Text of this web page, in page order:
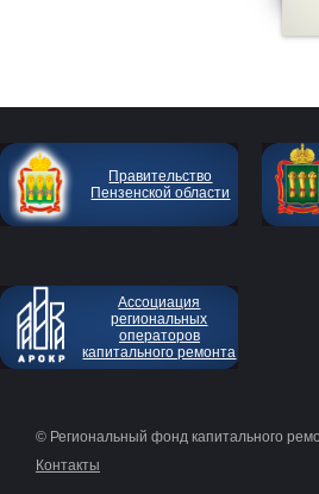
Правительство
Пензенской области
Ассоциация
региональных
операторов
капитального ремонта
© Региональный фонд капитального
Контакты